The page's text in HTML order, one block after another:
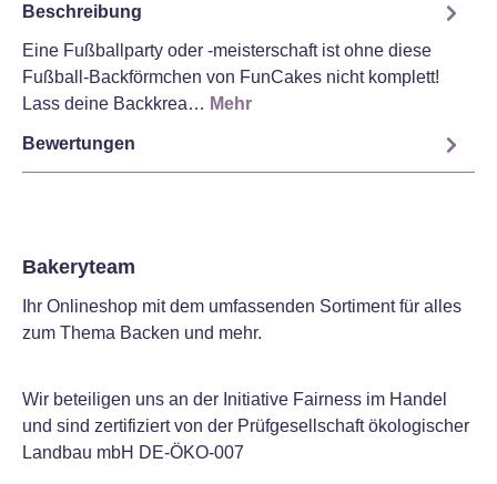
Beschreibung
Eine Fußballparty oder -meisterschaft ist ohne diese
Fußball-Backförmchen von FunCakes nicht komplett!
Lass deine Backkrea… Mehr
Bewertungen
Bakeryteam
Ihr Onlineshop mit dem umfassenden Sortiment für alles
zum Thema Backen und mehr.
Wir beteiligen uns an der Initiative Fairness im Handel
und sind zertifiziert von der Prüfgesellschaft ökologischer
Landbau mbH DE-ÖKO-007